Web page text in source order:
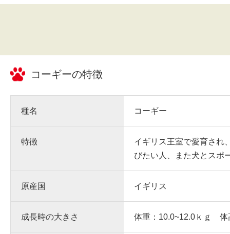
コーギーの特徴
種名 コーギー
特徴
イギリス王室で愛育され
びたい人、また犬とスポ
原産国 イギリス
成長時の大きさ 体重：10.0~12.0ｋｇ 体